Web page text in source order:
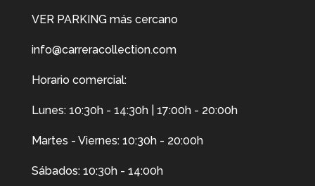
VER PARKING más cercano
info@carreracollection.com
Horario comercial:
Lunes: 10:30h - 14:30h | 17:00h - 20:00h
Martes - Viernes: 10:30h - 20:00h
Sábados: 10:30h - 14:00h